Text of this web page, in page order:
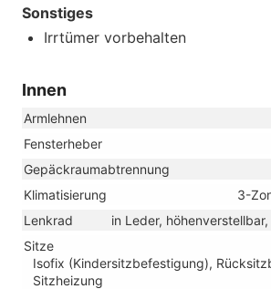
Sonstiges
Irrtümer vorbehalten
Innen
Armlehnen
Fensterheber
Gepäckraumabtrennung
Klimatisierung
3-
Lenkrad
in Leder,
Sitze
Isofix (Kindersitzbefestigung),
Sitzheizung